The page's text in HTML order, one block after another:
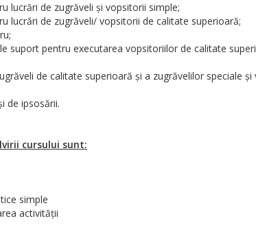
lucrări de zugrăveli şi vopsitorii simple;
lucrări de zugrăveli/ vopsitorii de calitate superioară;
suport pentru executarea vopsitoriilor de calitate
de calitate superioară şi a zugrăvelilor speciale şi
de ipsosării.
cursului sunt:
simple
activităţii